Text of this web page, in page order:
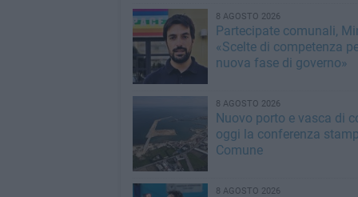
8 AGOSTO 2026
Partecipate comunali,
«Scelte di competenza
nuova fase di governo»
8 AGOSTO 2026
Nuovo porto e vasca di
oggi la conferenza
Comune
8 AGOSTO 2026